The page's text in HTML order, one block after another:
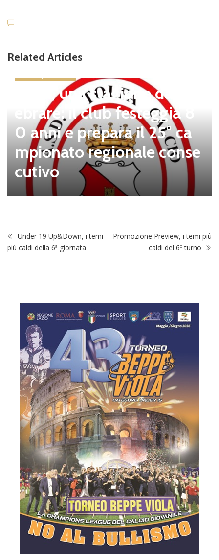
Related Articles
Tolfa, una stagione da cel
ebrare: il club festeggia 8
0 anni e prepara il 25° ca
mpionato regionale conse
cutivo
Under 19 Up&Down, i temi
più caldi della 6ª giornata
Promozione Preview, i temi più
caldi del 6º turno